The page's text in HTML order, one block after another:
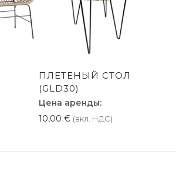
ПЛЕТЕНЫЙ СТОЛ
(GLD30)
Цена аренды:
10,00 € (вкл. НДС)